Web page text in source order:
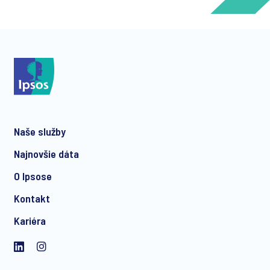
Naše služby
Najnovšie dáta
O Ipsose
Kontakt
Kariéra